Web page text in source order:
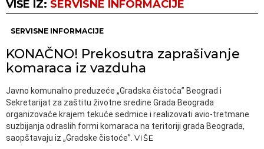
VIŠE IZ: SERVISNE INFORMACIJE
SERVISNE INFORMACIJE
KONAČNO! Prekosutra zaprašivanje
komaraca iz vazduha
Javno komunalno preduzeće „Gradska čistoća” Beograd i
Sekretarijat za zaštitu životne sredine Grada Beograda
organizovaće krajem tekuće sedmice i realizovati avio-tretmane
suzbijanja odraslih formi komaraca na teritoriji grada Beograda,
saopštavaju iz „Gradske čistoće”. VIŠE